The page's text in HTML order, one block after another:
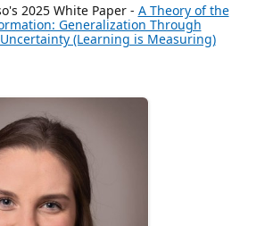
2025 White Paper - A Theory of the
Generalization Through
(Learning is Measuring)